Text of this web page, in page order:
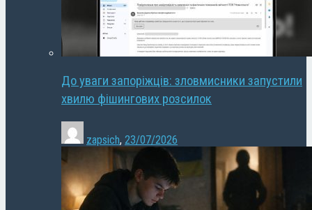
До уваги запоріжців: зловмисники запустили
хвилю фішингових розсилок
zapsich, 23/07/2026